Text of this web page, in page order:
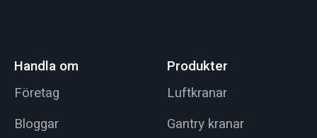
Handla om
Företag
Bloggar
Produkter
Luftkranar
Gantry kranar